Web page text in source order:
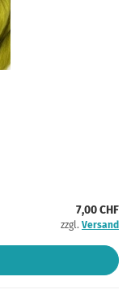
7,00 CHF
zzgl. Versand